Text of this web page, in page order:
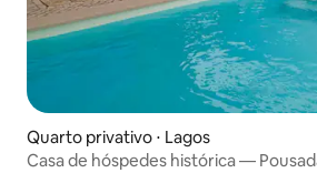
Quarto privativo ⋅ Lagos
Casa de hóspedes histórica —